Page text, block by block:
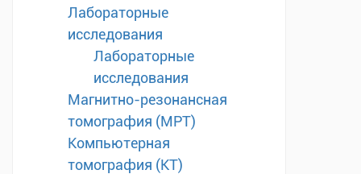
Лабораторные
исследования
Лабораторные
исследования
Магнитно-резонансная
томография (МРТ)
Компьютерная
томография (КТ)